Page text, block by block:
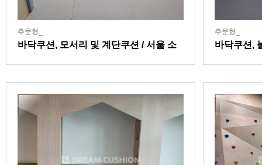
주문형_
바닥쿠션, 모서리 및 계단쿠션 / 서울 소
주문형_
바닥쿠션,